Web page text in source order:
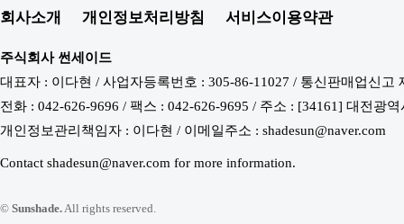
회사소개 개인정보처리방침 서비스이용약관
주식회사 썬세이드
대표자 : 이다현 / 사업자등록번호 : 305-86-11027 / 통신판매업신고
전화 : 042-626-9696 / 팩스 : 042-626-9695 / 주소 : [34161] 대전광
개인정보관리책임자 : 이다현 / 이메일주소 : shadesun@naver.com
Contact shadesun@naver.com for more information.
© Sunshade.All rights reserved.